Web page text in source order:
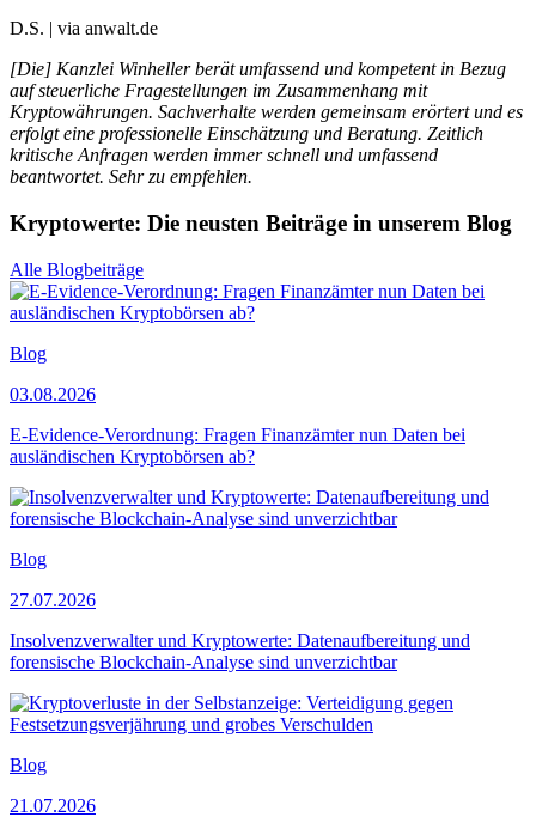
D.S. | via anwalt.de
[Die] Kanzlei Winheller berät umfassend und kompetent in Bezug
auf steuerliche Fragestellungen im Zusammenhang mit
Kryptowährungen. Sachverhalte werden gemeinsam erörtert und es
erfolgt eine professionelle Einschätzung und Beratung. Zeitlich
kritische Anfragen werden immer schnell und umfassend
beantwortet. Sehr zu empfehlen.
Kryptowerte: Die neusten Beiträge in unserem Blog
Alle Blogbeiträge
Blog
03.08.2026
E-Evidence-Verordnung: Fragen Finanzämter nun Daten bei
ausländischen Kryptobörsen ab?
Blog
27.07.2026
Insolvenzverwalter und Kryptowerte: Datenaufbereitung und
forensische Blockchain-Analyse sind unverzichtbar
Blog
21.07.2026